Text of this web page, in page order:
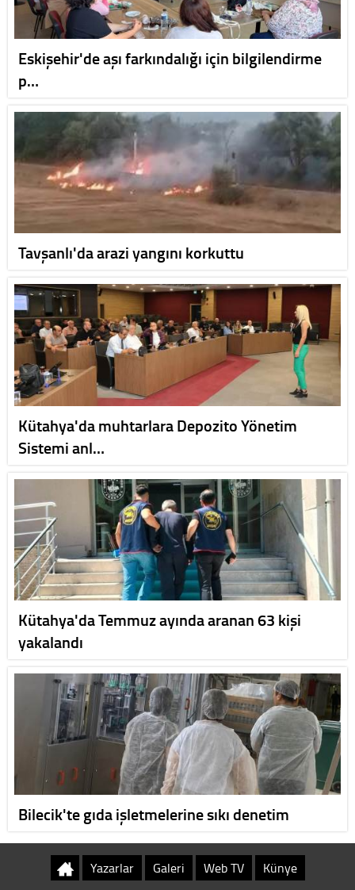
Eskişehir'de aşı farkındalığı için bilgilendirme
p…
Tavşanlı'da arazi yangını korkuttu
Kütahya'da muhtarlara Depozito Yönetim
Sistemi anl…
Kütahya'da Temmuz ayında aranan 63 kişi
yakalandı
Bilecik'te gıda işletmelerine sıkı denetim
Yazarlar Galeri Web TV Künye